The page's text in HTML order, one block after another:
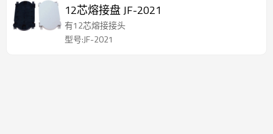
12芯熔接盘 JF-2021
有12芯熔接接头
型号:JF-2021